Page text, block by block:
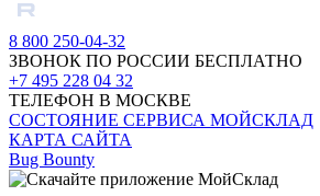
8 800 250-04-32
ЗВОНОК ПО РОССИИ БЕСПЛАТНО
+7 495 228 04 32
ТЕЛЕФОН В МОСКВЕ
СОСТОЯНИЕ СЕРВИСА МОЙСКЛАД
КАРТА САЙТА
Bug Bounty